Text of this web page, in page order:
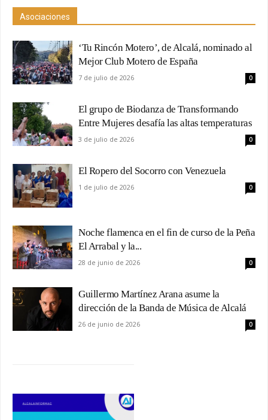
Asociaciones
‘Tu Rincón Motero’, de Alcalá, nominado al
Mejor Club Motero de España
7 de julio de 2026 0
El grupo de Biodanza de Transformando
Entre Mujeres desafía las altas temperaturas
3 de julio de 2026 0
El Ropero del Socorro con Venezuela
1 de julio de 2026 0
Noche flamenca en el fin de curso de la Peña
El Arrabal y la...
28 de junio de 2026 0
Guillermo Martínez Arana asume la
dirección de la Banda de Música de Alcalá
26 de junio de 2026 0